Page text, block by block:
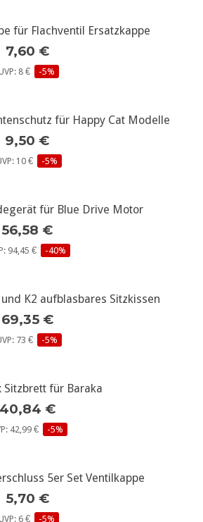
weitere Infos...
für Flachventil Ersatzkappe
7,60 €
8 € -5%
weitere Infos...für Happy Cat Modelle
9,50 €
10 € -5%
weitere Infos...für Blue Drive Motor
56,58 €
94,45 € -40%
weitere Infos...
K2 aufblasbares Sitzkissen
69,35 €
73 € -5%
weitere Infos...
Sitzbrett für Baraka
40,84 €
42,99 € -5%
weitere Infos...5er Set Ventilkappe
5,70 €
6 € -5%